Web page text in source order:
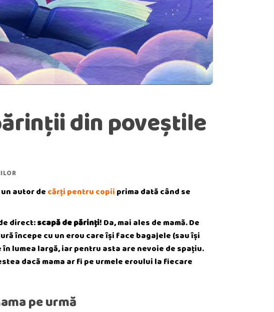
din poveștile
autor de cărți pentru copii prima dată când se
direct:scapă de părinți! Da, mai ales de mamă. De
începe cu un erou care își face bagajele (sau își
lumea largă, iar pentru asta are nevoie de spațiu.
dacă mama ar fi pe urmele eroului la fiecare
pe urmă